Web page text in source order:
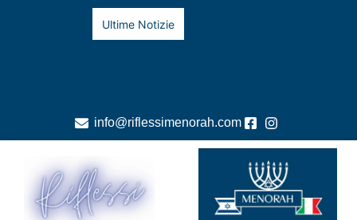
Ultime Notizie
info@riflessimenorah.com